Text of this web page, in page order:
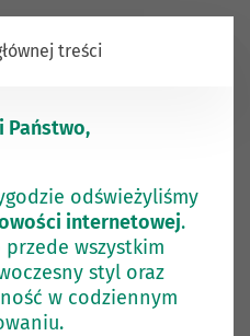
treści
Państwo,
odświeżyliśmy
internetowej.
wszystkim
styl oraz
w codziennym